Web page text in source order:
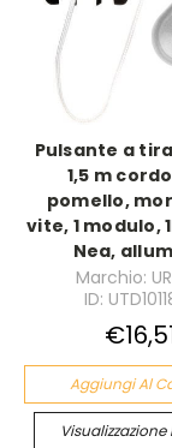
Pulsante a
1,5 m
pomello,
vite, 1 modulo,
Nea,
Marchio:
ID:
Aggiungi Al
Visualizzazione